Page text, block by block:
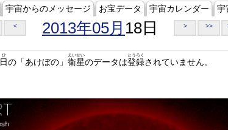
宇宙からのメッセージ お宝データ 宇宙カレンダー 宇
< 2013年05月 18日 > >>
日
ひ
の「あけぼの」 衛星
えいせい
のデータは登録
とうろく
されていません。